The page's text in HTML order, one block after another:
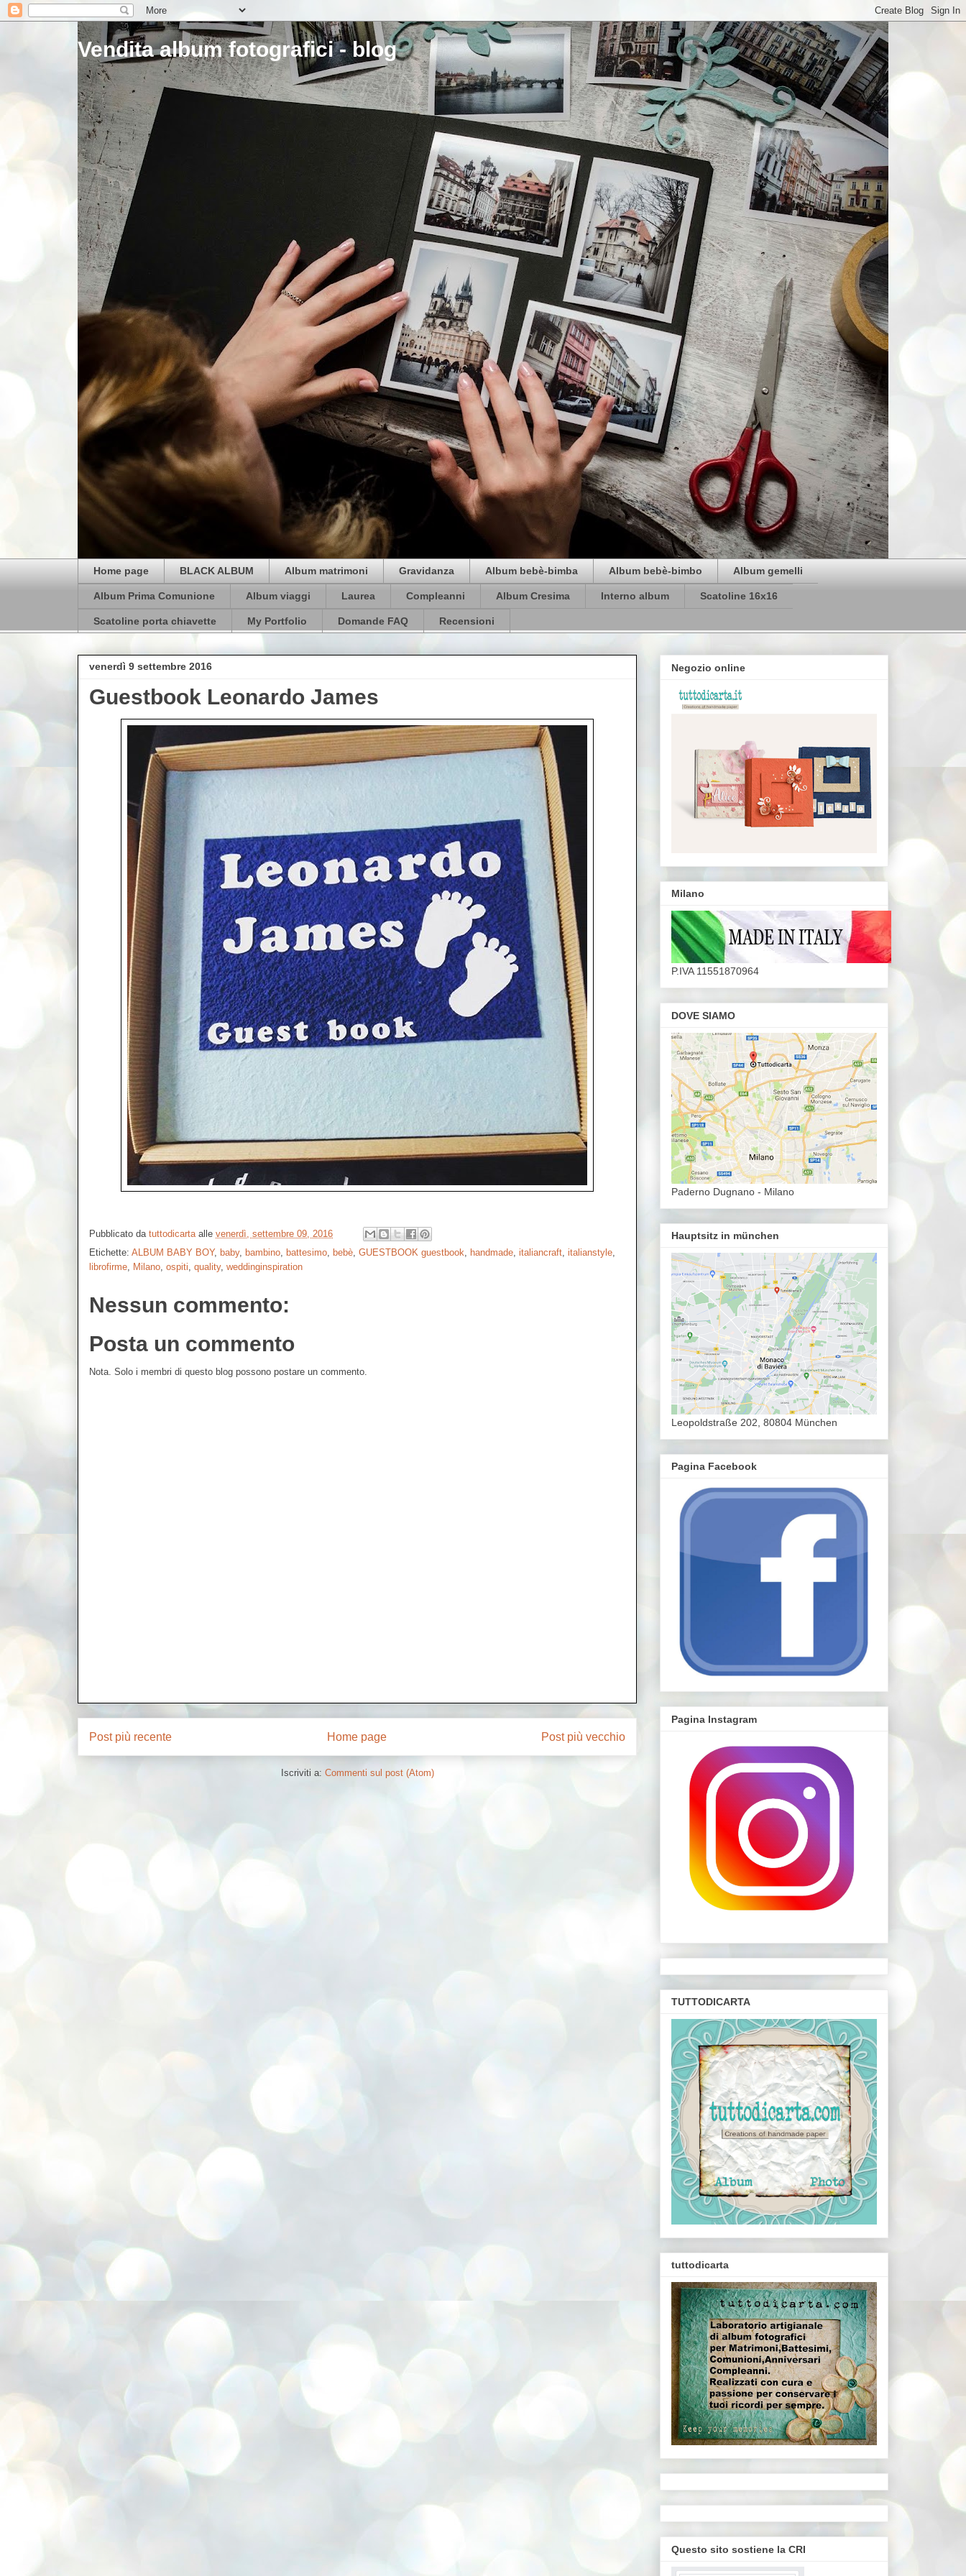
Vendita album fotografici - blog
Home page BLACK ALBUM Album matrimoni Gravidanza Album bebè-bimba Album bebè-bimbo Album gemelli
Album Prima Comunione Album viaggi Laurea Compleanni Album Cresima Interno album Scatoline 16x16
Scatoline porta chiavette My Portfolio Domande FAQ Recensioni
venerdì 9 settembre 2016
Guestbook Leonardo James
Pubblicato da tuttodicarta alle venerdì, settembre 09, 2016
Etichette: ALBUM BABY BOY, baby, bambino, battesimo, bebè, GUESTBOOK guestbook, handmade, italiancraft, italianstyle,
librofirme, Milano, ospiti, quality, weddinginspiration
Nessun commento:
Posta un commento
Nota. Solo i membri di questo blog possono postare un commento.
Post più recente Post più vecchio
Home page
Iscriviti a: Commenti sul post (Atom)
Negozio online
Milano
P.IVA 11551870964
DOVE SIAMO
Paderno Dugnano - Milano
Hauptsitz in münchen
Leopoldstraße 202, 80804 München
Pagina Facebook
Pagina Instagram
TUTTODICARTA
tuttodicarta
Questo sito sostiene la CRI